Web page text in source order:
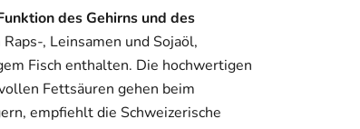
des Gehirns und des
, Leinsamen und Sojaöl,
Fisch enthalten. Die hochwertigen
Fettsäuren gehen beim
empfiehlt die Schweizerische